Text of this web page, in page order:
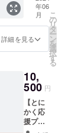
けどモ
ヤモヤ
る学生
のみな
［ロー
カル
キャリ
アサ
ミッ
ト］ ・
ターン
内容］
・感謝
のお手
スお試
し利用
（PORT
O &
ANSHI
NDO）
ルに飛
び込
み、ど
うやっ
しを実
現し、
キャリ
アを積
んでい
くの
いまち
上川町
のみな
さん向
け！2時
間EFC
タッフ
が雪か
きをお
手伝い
しま
す！ さ
年06
月
詳細を見る
こ
の
リ
タ
ー
ン
を
選
択
す
る
10,
500 円
【とに
かく応
援プラ
ン！】